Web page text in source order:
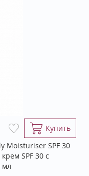
Купить
Moisturiser SPF 30
SPF 30 с
мл